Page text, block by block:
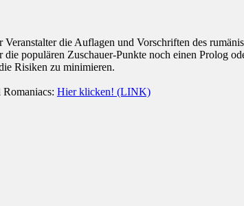
die Auflagen und Vorschriften des
populären Zuschauer-Punkte noch einen Prolog
Risiken zu minimieren.
Hier klicken! (LINK)